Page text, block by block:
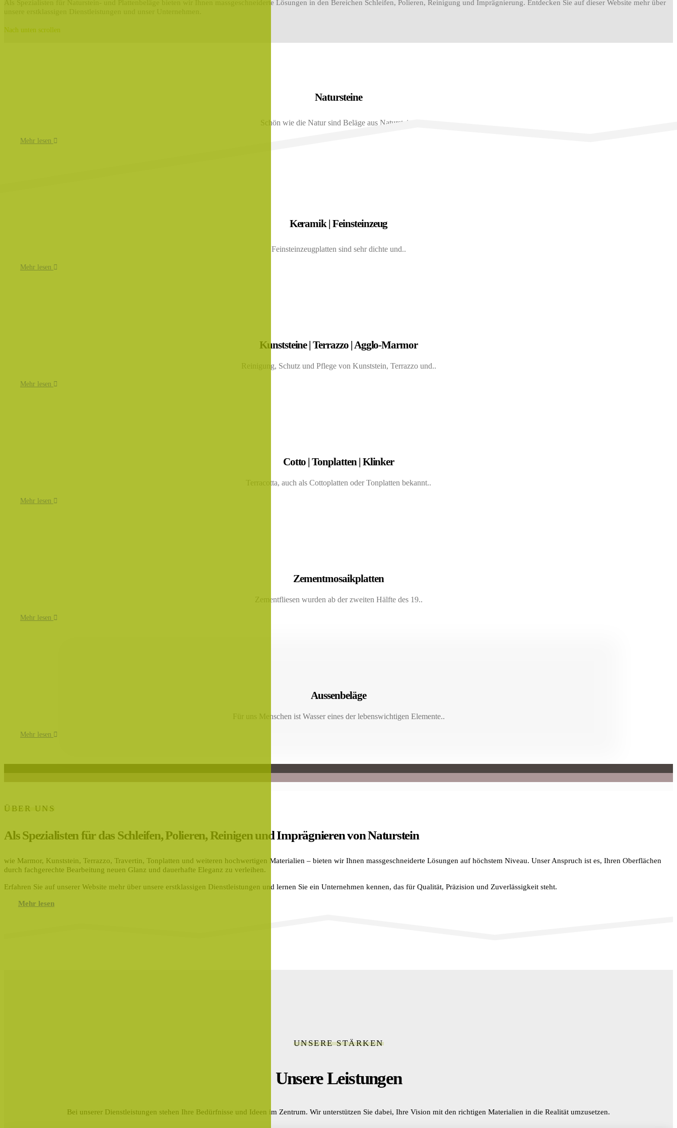
Als Spezialisten für Naturstein- und Plattenbeläge bieten wir Ihnen massgeschneiderte Lösungen in den Bereichen Schleifen, Polieren, Reinigung und Imprägnierung. Entdecken Sie auf dieser Website mehr über
Nach unten scrollen
Natursteine
Schön wie die Natur sind Beläge aus Naturstein..
Mehr lesen
Keramik | Feinsteinzeug
Feinsteinzeugplatten sind sehr dichte und..
Mehr lesen
Kunststeine | Terrazzo | Agglo-Marmor
Reinigung, Schutz und Pflege von Kunststein, Terrazzo und..
Mehr lesen
Cotto | Tonplatten | Klinker
Terracotta, auch als Cottoplatten oder Tonplatten bekannt..
Mehr lesen
Zementmosaikplatten
Zementfliesen wurden ab der zweiten Hälfte des 19..
Mehr lesen
Aussenbeläge
Für uns Menschen ist Wasser eines der lebenswichtigen Elemente..
Mehr lesen
ÜBER UNS
Als Spezialisten für das Schleifen, Polieren, Reinigen und Imprägnieren von Naturstein
wie Marmor, Kunststein, Terrazzo, Travertin, Tonplatten und weiteren hochwertigen Materialien – bieten wir Ihnen massgeschneiderte Lösungen auf höchstem Niveau. Unser Anspruch ist es, Ihren Oberflächen
durch fachgerechte Bearbeitung neuen Glanz und dauerhafte Eleganz zu verleihen.
Erfahren Sie auf unserer Website mehr über unsere erstklassigen Dienstleistungen und lernen Sie ein Unternehmen kennen, das für Qualität, Präzision und Zuverlässigkeit steht.
Mehr lesen
UNSERE STÄRKEN
Unsere Leistungen
Bei unserer Dienstleistungen stehen Ihre Bedürfnisse und Ideen im Zentrum. Wir unterstützen Sie dabei, Ihre Vision mit den richtigen Materialien in die Realität umzusetzen.